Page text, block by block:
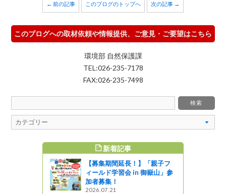
← 前の記事 このブログのトップへ 次の記事 →
このブログへの取材依頼や情報提供、ご意見・ご要望はこちら
環境部 自然保護課
TEL:026-235-7178
FAX:026-235-7498
新着記事
【募集期間延長！】「親子フ
ィールド学習会 in 御嶽山」参
加者募集！
2026.07.21